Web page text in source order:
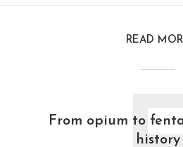
READ
From opium to
history